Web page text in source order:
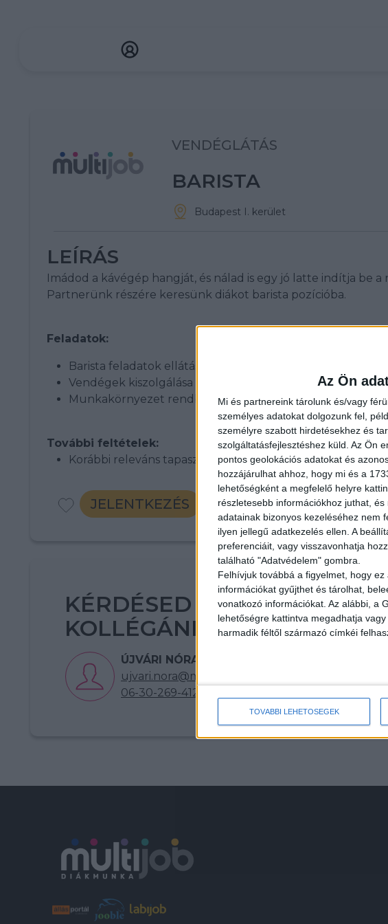
Az Ön
Mi és partnereink tárolunk és/vagy
személyes adatokat dolgozunk fel,
személyre szabott hirdetésekhez és
szolgáltatásfejlesztéshez küld. Az Ön
pontos geolokációs adatokat és
hozzájárulhat ahhoz, hogy mi és a
lehetőségként a megfelelő helyre
részletesebb információkhoz juthat,
adatainak bizonyos kezeléséhez nem
ilyen jellegű adatkezelés ellen. A
preferenciáit, vagy visszavonhatja
található "Adatvédelem" gombra.
Felhívjuk továbbá a figyelmet, hogy
információkat gyűjthet és tárolhat,
vonatkozó információkat. Az alábbi, a
lehetőségre kattintva megadhatja
harmadik féltől származó címkéi
TOVÁBBI LEHETŐSÉGEK
VENDÉGLÁTÁS
BARISTA
Budapest I. kerület
LEÍRÁS
Imádod a kávégép hangját, és nálad is egy jó latte indítja be a
Partnerünk részére keresünk diákot barista pozícióba.
Feladatok:
Barista feladatok ellátása
Vendégek kiszolgálása
Munkakörnyezet rendben tartása
További feltételek:
Korábbi releváns tapasztalat
JELENTKEZÉS
KÉRDÉSED VAN? KERESD
KOLLÉGÁNKAT!
ÚJVÁRI NÓRA
ujvari.nora@multijob.hu
06-30-269-4122